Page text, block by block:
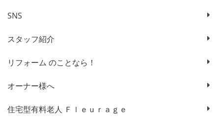
SNS
スタッフ紹介
リフォーム のことなら！
オーナー様へ
住宅型有料老人 Ｆｌｅｕｒａｇｅ